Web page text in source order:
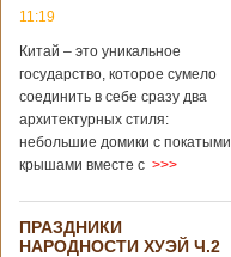
11:19
Китай – это уникальное
государство, которое сумело
соединить в себе сразу два
архитектурных стиля:
небольшие домики с покатыми
крышами вместе с >>>
ПРАЗДНИКИ
НАРОДНОСТИ ХУЭЙ Ч.2